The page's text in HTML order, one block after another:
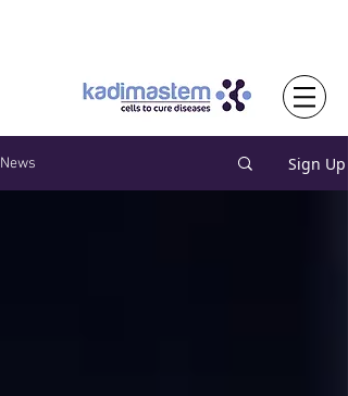
News Sign Up